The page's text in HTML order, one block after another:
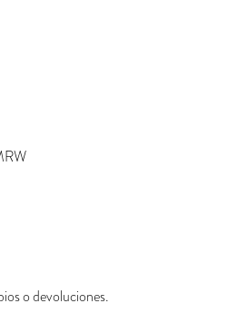
o devoluciones.